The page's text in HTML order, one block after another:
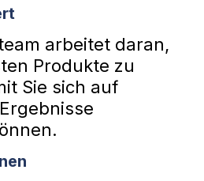
arbeitet daran,
Produkte zu
Sie sich auf